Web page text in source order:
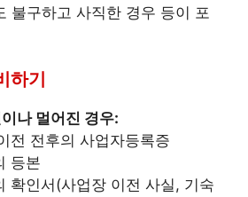
불구하고 사직한 경우 등이 포
하기
나 멀어진 경우:
전 전후의 사업자등록증
등본
확인서(사업장 이전 사실, 기숙